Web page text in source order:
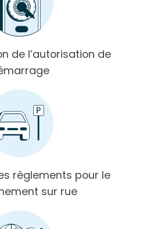
de l’autorisation de
règlements pour le
sur rue